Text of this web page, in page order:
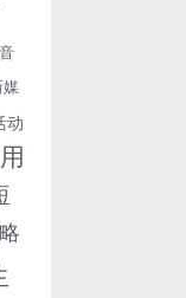
媒
动
用